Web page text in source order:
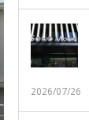
2026/07/26